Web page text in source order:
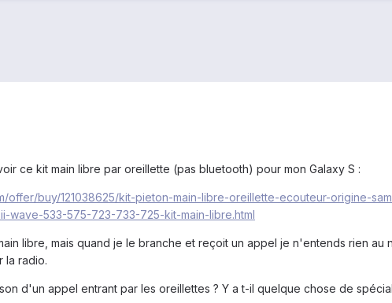
ce kit main libre par oreillette (pas bluetooth) pour mon Galaxy S :
offer/buy/121038625/kit-pieton-main-libre-oreillette-ecouteur-origine-
wave-533-575-723-733-725-kit-main-libre.html
libre, mais quand je le branche et reçoit un appel je n'entends rien
la radio.
d'un appel entrant par les oreillettes ? Y a t-il quelque chose de